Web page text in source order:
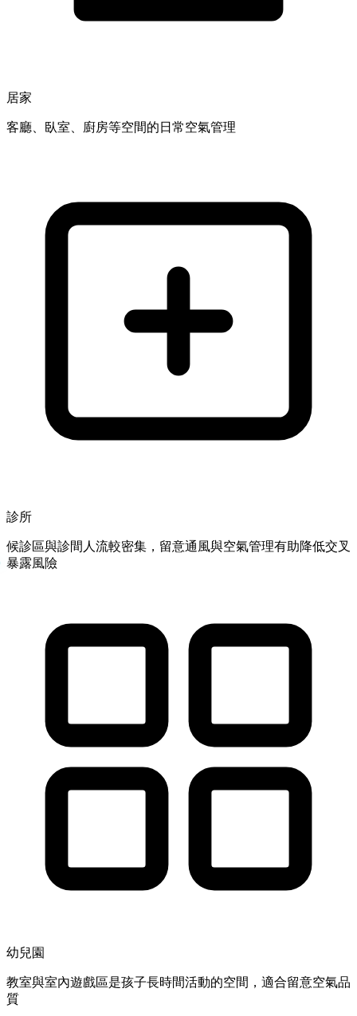
居家
客廳、臥室、廚房等空間的日常空氣管理
診所
候診區與診間人流較密集，留意通風與空氣管理有助降低交叉
暴露風險
幼兒園
教室與室內遊戲區是孩子長時間活動的空間，適合留意空氣品
質